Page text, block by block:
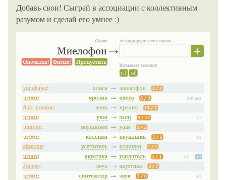
Добавь свои! Сыграй в ассоциации с коллективным
разумом и сделай его умнее :)